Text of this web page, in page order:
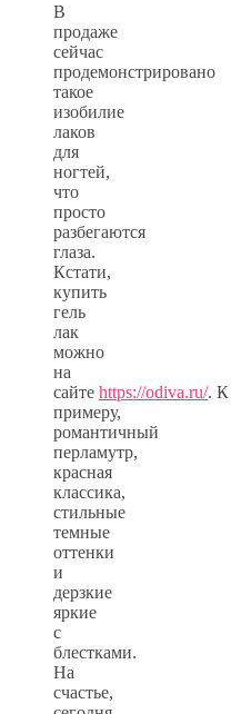
В
продаже
сейчас
продемонстрировано
такое
изобилие
лаков
для
ногтей,
что
просто
разбегаются
глаза.
Кстати,
купить
гель
лак
можно
на
сайте https://odiva.ru/. К
примеру,
романтичный
перламутр,
красная
классика,
стильные
темные
оттенки
и
дерзкие
яркие
с
блестками.
На
счастье,